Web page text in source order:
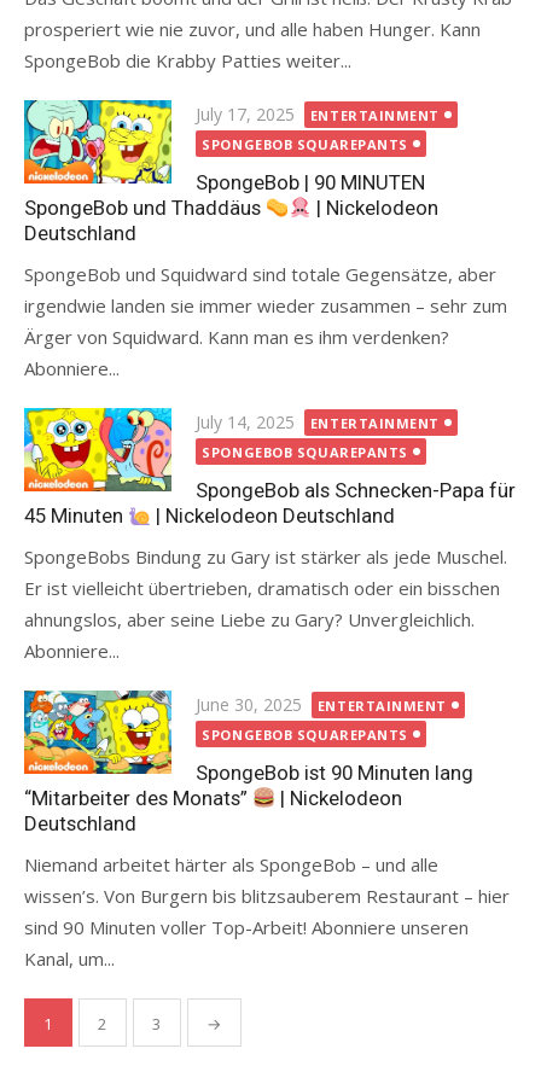
prosperiert wie nie zuvor, und alle haben Hunger. Kann
SpongeBob die Krabby Patties weiter...
Posted
on
July 17, 2025
ENTERTAINMENT
SPONGEBOB SQUAREPANTS
SpongeBob | 90 MINUTEN
SpongeBob und Thaddäus
| Nickelodeon
Deutschland
SpongeBob und Squidward sind totale Gegensätze, aber
irgendwie landen sie immer wieder zusammen – sehr zum
Ärger von Squidward. Kann man es ihm verdenken?
Abonniere...
Posted
on
July 14, 2025
ENTERTAINMENT
SPONGEBOB SQUAREPANTS
SpongeBob als Schnecken-Papa für
45 Minuten
| Nickelodeon Deutschland
SpongeBobs Bindung zu Gary ist stärker als jede Muschel.
Er ist vielleicht übertrieben, dramatisch oder ein bisschen
ahnungslos, aber seine Liebe zu Gary? Unvergleichlich.
Abonniere...
Posted
on
June 30, 2025
ENTERTAINMENT
SPONGEBOB SQUAREPANTS
SpongeBob ist 90 Minuten lang
“Mitarbeiter des Monats”
| Nickelodeon
Deutschland
Niemand arbeitet härter als SpongeBob – und alle
wissen’s. Von Burgern bis blitzsauberem Restaurant – hier
sind 90 Minuten voller Top-Arbeit! Abonniere unseren
Kanal, um...
Posts
pagination
1 2 3 →